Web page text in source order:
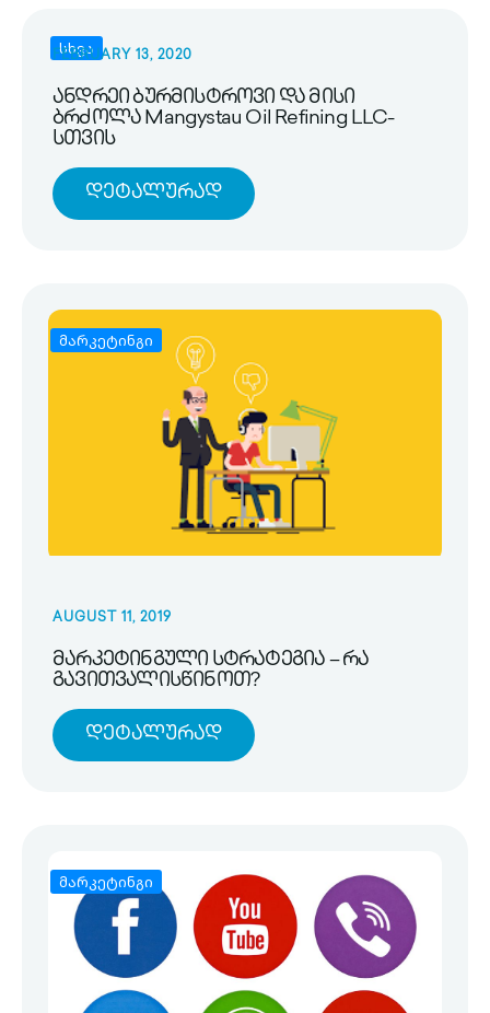
სხვა
FEBRUARY 13, 2020
ანდრეი ბურმისტროვი და მისი
ბრძოლა Mangystau Oil Refining LLC-
სთვის
Დეტალურად
მარკეტინგი
AUGUST 11, 2019
მარკეტინგული სტრატეგია – რა
გავითვალისწინოთ?
Დეტალურად
მარკეტინგი